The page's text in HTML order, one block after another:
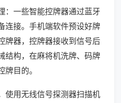
：一些智能控牌器通过蓝牙
连接。手机端软件预设好牌
牌器，控牌器接收到信号后
结构，在麻将机洗牌、码牌
目的。
使用无线信号探测器扫描机